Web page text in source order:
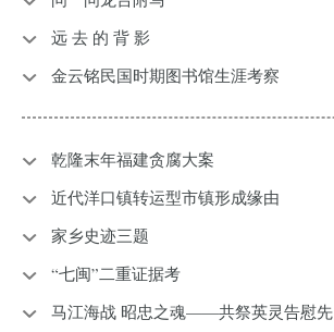
远 去 的 背 影
金云铭民国时期图书馆生涯考察
乾隆末年福建贪腐大案
近代洋口镇转运型市镇形成缘由
家乡史迹三题
“七闽”二重证据考
马江海战 昭忠之魂——共祭英灵告慰先